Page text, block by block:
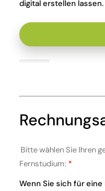
digital erstellen lassen.
Bitte wählen Sie Ihren
Fernstudium: *
Wenn Sie sich für eine